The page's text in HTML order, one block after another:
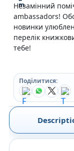
Незамінний
ambassadors!
новинки
перелік
тебе!
Поділитися: